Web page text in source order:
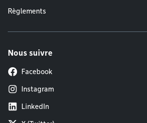
Règlements
Nous suivre
Facebook
Instagram
LinkedIn